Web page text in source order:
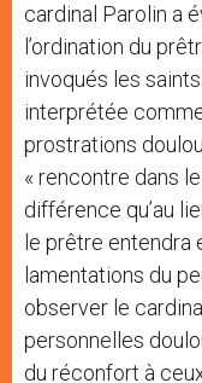
cardinal Parolin a
l’ordination du
invoqués les
interprétée
prostrations
« rencontre dans
différence qu’au
le prêtre entendra
lamentations du
observer le
personnelles
du réconfort à